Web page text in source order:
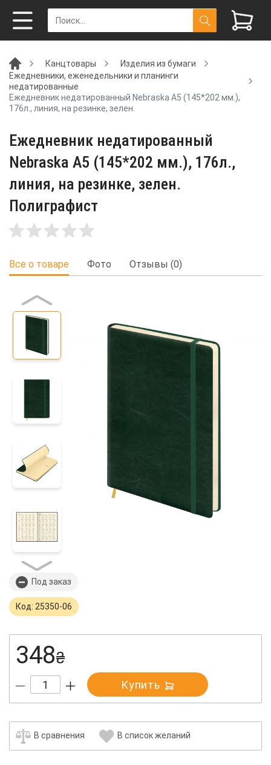
Канцтовары
Изделия из бумаги
Ежедневники, еженедельники и планинги
недатированные
Ежедневник недатированный Nebraska А5 (145*202 мм.),
176л., линия, на резинке, зелен.
Ежедневник недатированный
Nebraska А5 (145*202 мм.), 176л.,
линия, на резинке, зелен.
Полиграфист
Все о товаре Фото Отзывы (0)
Под заказ
Код: 25350-06
348₴
Купить
В сравнения В список желаний